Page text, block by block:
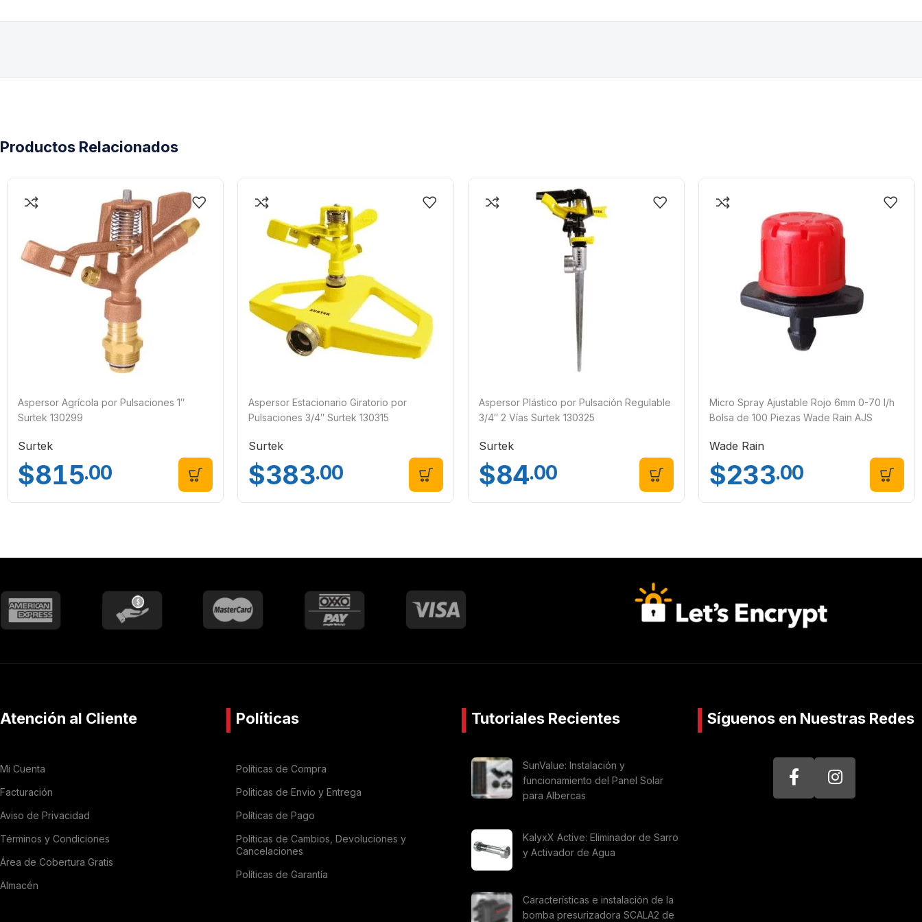
Productos Relacionados
Aspersor Agrícola por Pulsaciones 1″
Surtek 130299
Surtek
$815.00
Aspersor Estacionario Giratorio por
Pulsaciones 3/4″ Surtek 130315
Surtek
$383.00
Aspersor Plástico por Pulsación Regulable
3/4″ 2 Vías Surtek 130325
Surtek
$84.00
Micro Spray Ajustable Rojo 6mm 0-70 l/h
Bolsa de 100 Piezas Wade Rain AJS
Wade Rain
$233.00
Atención al Cliente
Mi Cuenta
Facturación
Aviso de Privacidad
Términos y Condiciones
Área de Cobertura Gratis
Almacén
Políticas
Políticas de Compra
Politicas de Envio y Entrega
Políticas de Pago
Políticas de Cambios, Devoluciones y
Cancelaciones
Políticas de Garantía
Tutoriales Recientes
SunValue: Instalación y
funcionamiento del Panel Solar
para Albercas
KalyxX Active: Eliminador de Sarro
y Activador de Agua
Características e instalación de la
bomba presurizadora SCALA2 de
Síguenos en Nuestras Redes